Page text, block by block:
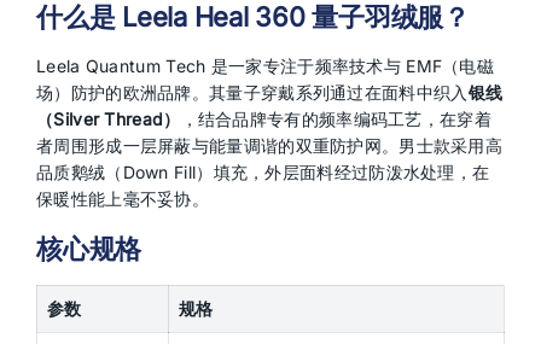
什么是 Leela Heal 360 量子羽绒服？
Leela Quantum Tech 是一家专注于频率技术与 EMF（电磁
场）防护的欧洲品牌。其量子穿戴系列通过在面料中织入 银线
（Silver Thread）
，结合品牌专有的频率编码工艺，在穿着
者周围形成一层屏蔽与能量调谐的双重防护网。男士款采用高
品质鹅绒（Down Fill）填充，外层面料经过防泼水处理，在
保暖性能上毫不妥协。
核心规格
参数 规格